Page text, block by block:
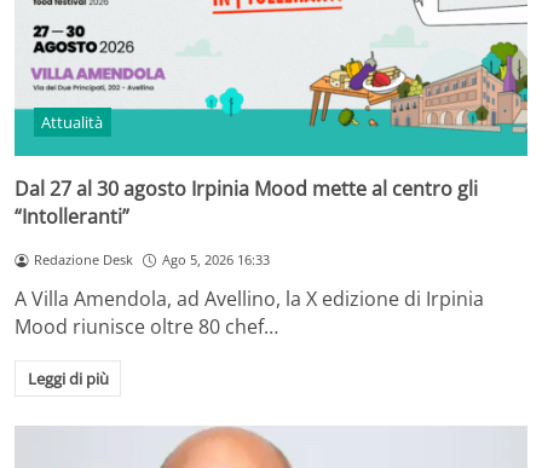
Attualità
Dal 27 al 30 agosto Irpinia Mood mette al centro gli
“Intolleranti”
Redazione Desk Ago 5, 2026 16:33
A Villa Amendola, ad Avellino, la X edizione di Irpinia
Mood riunisce oltre 80 chef…
Leggi di più